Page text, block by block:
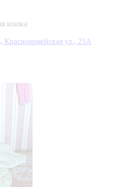
кошка
Красноармейская ул., 25А